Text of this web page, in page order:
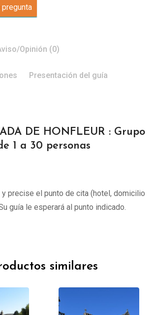
pregunta
Opinión (0)
Presentación del guía
DE HONFLEUR : Grupo
1 a 30 personas
precise el punto de cita (hotel, domicilio
guía le esperará al punto indicado.
similares